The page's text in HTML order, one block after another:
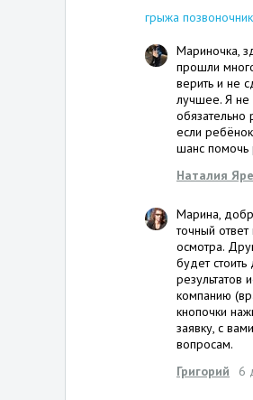
грыжа
Мариночка,
прошли
верить и не
лучшее. Я не
обязательно
если
шанс помочь
Наталия
Марина,
точный
осмотра.
будет
результатов
компанию
кнопочки
заявку, с
вопросам.
Григорий 6